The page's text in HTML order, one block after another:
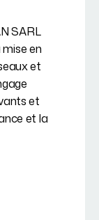
SARL
en
et
et
et la